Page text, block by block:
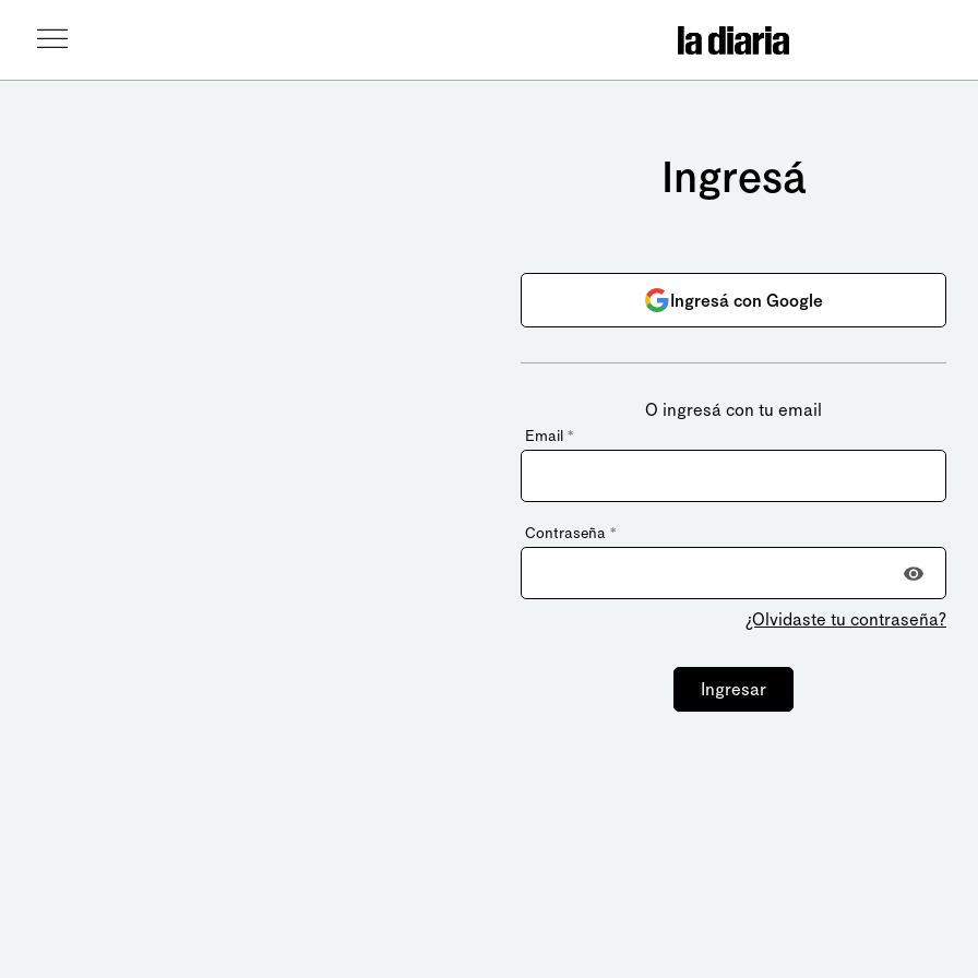
Ingresá
Ingresá con Google
O ingresá con tu email
Email *
Contraseña *
¿Olvidaste tu contraseña?
Ingresar